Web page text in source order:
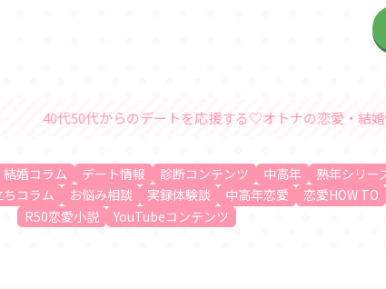
からのデートを応援する♡オトナの恋愛・結婚情報サイト「
婚コラム デート情報 診断コンテンツ 中高年 熟年シリー
コラム お悩み相談 実録体験談 中高年恋愛 恋愛HOW TO
R50恋愛小説
YouTubeコンテンツ